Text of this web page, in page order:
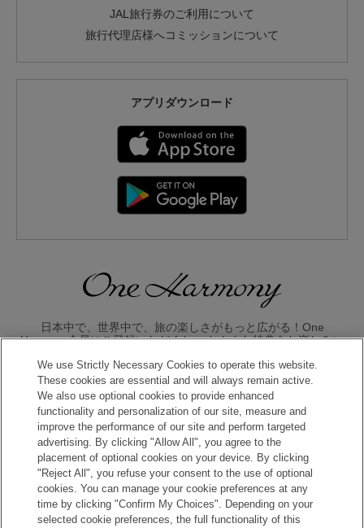
JAL旅行券のご利用について
旅行代理店様へコミッションについて
アプリダウンロード
日本中で、世界中で、旅の楽しさがもっと広がる！One
Harmony会員にご登録いただくと、 おトクな特典をお楽しみい
入会のお申し込みはこちら
Copyright © Okura Nikko Hotel Management Co., Ltd. All
We use Strictly Necessary Cookies to operate this website.
These cookies are essential and will always remain active.
We also use optional cookies to provide enhanced
functionality and personalization of our site, measure and
improve the performance of our site and perform targeted
advertising. By clicking "Allow All", you agree to the
placement of optional cookies on your device. By clicking
"Reject All", you refuse your consent to the use of optional
cookies. You can manage your cookie preferences at any
time by clicking "Confirm My Choices". Depending on your
selected cookie preferences, the full functionality of this